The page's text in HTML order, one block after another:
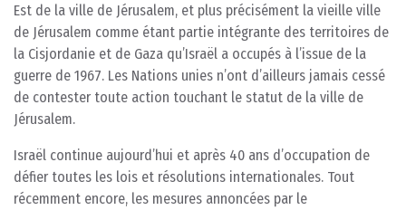
Est de la ville de Jérusalem, et plus précisément la vieille ville
de Jérusalem comme étant partie intégrante des territoires de
la Cisjordanie et de Gaza qu’Israël a occupés à l’issue de la
guerre de 1967. Les Nations unies n’ont d’ailleurs jamais cessé
de contester toute action touchant le statut de la ville de
Jérusalem.
Israël continue aujourd’hui et après 40 ans d’occupation de
défier toutes les lois et résolutions internationales. Tout
récemment encore, les mesures annoncées par le